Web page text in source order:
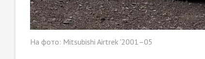
На фото: Mitsubishi Airtrek '2001–05